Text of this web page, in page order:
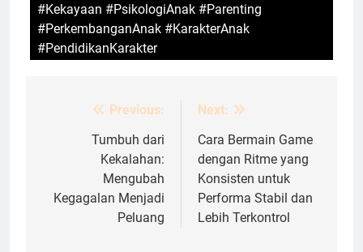
#Kekayaan #PsikologiAnak #Parenting
#PerkembanganAnak #KarakterAnak
#PendidikanKarakter
navigation
Previous:
Tumbuh dari
Kekalahan:
Mengubah
Kegagalan Menjadi
Peluang
Next:
Cara Bermain Game
dengan Ritme yang
Konsisten untuk
Performa Stabil dan
Lebih Terkontrol